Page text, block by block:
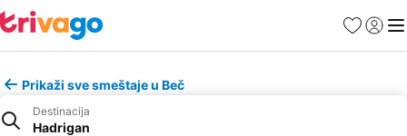
FavoritiPrijavi
Prikaži sve smeštaje u Beč
Destinacija
Hadrigan